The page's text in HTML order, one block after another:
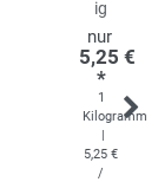
ig
5,25 €
*
1
Kilogramm
|
5,25 €
/